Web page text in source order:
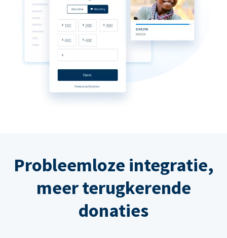
Probleemloze integratie,
meer terugkerende
donaties